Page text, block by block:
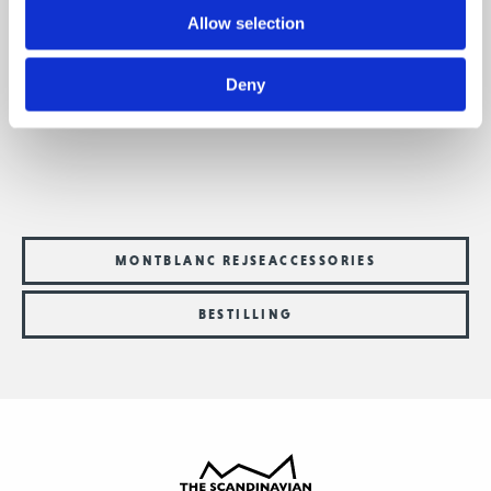
Allow selection
Deny
Afgiv din bestilling ved at udfylde bestillingsformular og
fremsende den til os påmembership@thescandinavian.dk.
Sidste bestilling er 25. oktober med levering medio
november 2020.
MONTBLANC REJSEACCESSORIES
BESTILLING